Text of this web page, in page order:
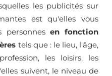
les publicités sur
est qu'elles vous
personnesen fonction
tels que : le lieu, l'âge,
les loisirs, les
suivent, le niveau de